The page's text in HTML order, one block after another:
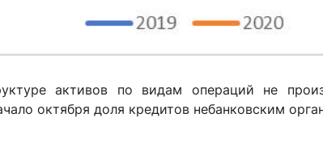
активов по видам операций не
октября доля кредитов небанковским